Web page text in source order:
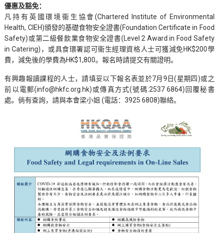
優惠及豁免：
凡持有英國環境衞生協會(Chartered Institute of Environmental
Health, CIEH)頒發的基礎食物安全證書(Foundation Certificate in Food
Safety)或第二級餐飲業食物安全證書(Level 2 Award in Food Safety
in Catering)，或具食環署認可衞生經理資格人士可獲減免HK$200學
費，減免後的學費為HK$1,800。報名時請提交有關證明。
有興趣報讀課程的人士，請填妥以下報名表並於7月9日(星期四)或之
前以電郵(info@hkfc.org.hk)或傳真方式(號碼:2537 6864)回覆秘書
處。倘有查詢，請與本會梁小姐 (電話：3925 6808)聯絡。